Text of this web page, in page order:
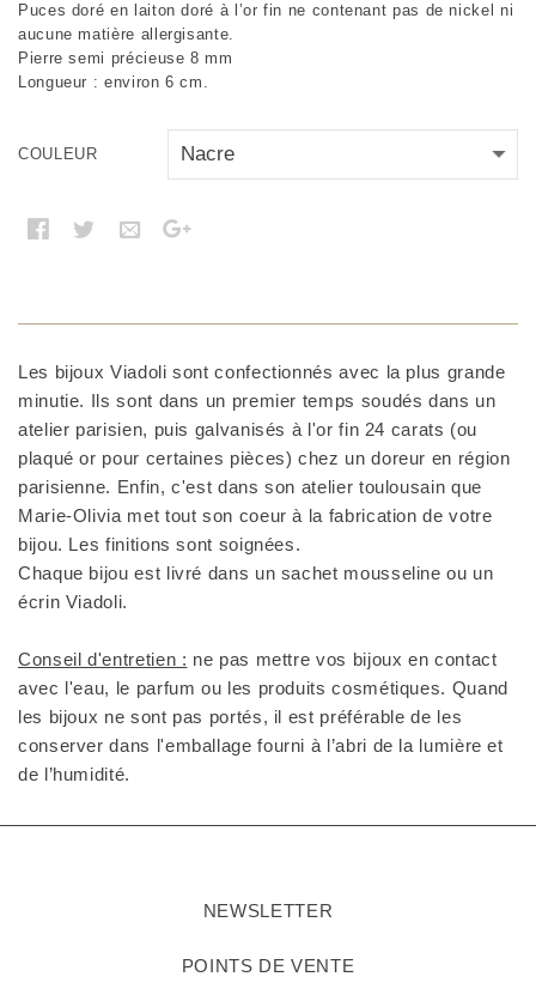
Puces doré en laiton doré à l’or fin ne contenant pas de nickel ni
aucune matière allergisante.
Pierre semi précieuse 8 mm
Longueur : environ 6 cm.
COULEUR
Les bijoux Viadoli sont confectionnés avec la plus grande
minutie. Ils sont dans un premier temps soudés dans un
atelier parisien, puis galvanisés à l'or fin 24 carats (ou
plaqué or pour certaines pièces) chez un doreur en région
parisienne. Enfin, c'est dans son atelier toulousain que
Marie-Olivia met tout son coeur à la fabrication de votre
bijou. Les finitions sont soignées.
Chaque bijou est livré dans un sachet mousseline ou un
écrin Viadoli.
Conseil d'entretien : ne pas mettre vos bijoux en contact
avec l'eau, le parfum ou les produits cosmétiques. Quand
les bijoux ne sont pas portés, il est préférable de les
conserver dans l'emballage fourni à l’abri de la lumière et
de l’humidité.
NEWSLETTER
POINTS DE VENTE